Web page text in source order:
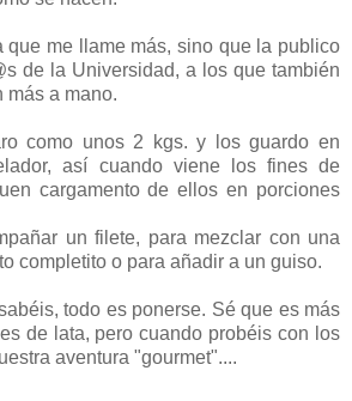
que me llame más, sino que la publico
de la Universidad, a los que también
más a mano.
como unos 2 kgs. y los guardo en
así cuando viene los fines de
cargamento de ellos en porciones
un filete, para mezclar con una
completito o para añadir a un guiso.
todo es ponerse. Sé que es más
de lata, pero cuando probéis con los
aventura "gourmet"....